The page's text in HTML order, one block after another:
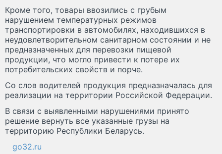
Кроме того, товары ввозились с грубым
нарушением температурных режимов
транспортировки в автомобилях, находившихся в
неудовлетворительном санитарном состоянии и не
предназначенных для перевозки пищевой
продукции, что могло привести к потере их
потребительских свойств и порче.
Со слов водителей продукция предназначалась для
реализации на территории Российской Федерации.
В связи с выявленными нарушениями принято
решение вернуть все указанные грузы на
территорию Республики Беларусь.
go32.ru